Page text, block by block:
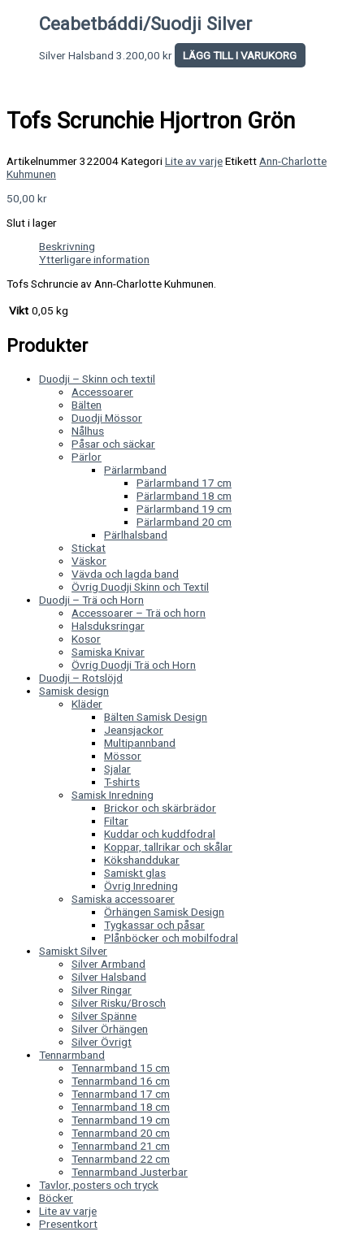
Ceabetbáddi/Suodji Silver
Silver Halsband 3.200,00 kr LÄGG TILL I VARUKORG
Tofs Scrunchie Hjortron Grön
Artikelnummer322004KategoriLite av varjeEtikettAnn-Charlotte
Kuhmunen
50,00 kr
Slut i lager
Beskrivning
Ytterligare information
Tofs Schruncie av Ann-Charlotte Kuhmunen.
Vikt 0,05 kg
Produkter
Duodji – Skinn och textil
Accessoarer
Bälten
Duodji Mössor
Nålhus
Påsar och säckar
Pärlor
Pärlarmband
Pärlarmband 17 cm
Pärlarmband 18 cm
Pärlarmband 19 cm
Pärlarmband 20 cm
Pärlhalsband
Stickat
Väskor
Vävda och lagda band
Övrig Duodji Skinn och Textil
Duodji – Trä och Horn
Accessoarer – Trä och horn
Halsduksringar
Kosor
Samiska Knivar
Övrig Duodji Trä och Horn
Duodji – Rotslöjd
Samisk design
Kläder
Bälten Samisk Design
Jeansjackor
Multipannband
Mössor
Sjalar
T-shirts
Samisk Inredning
Brickor och skärbrädor
Filtar
Kuddar och kuddfodral
Koppar, tallrikar och skålar
Kökshanddukar
Samiskt glas
Övrig Inredning
Samiska accessoarer
Örhängen Samisk Design
Tygkassar och påsar
Plånböcker och mobilfodral
Samiskt Silver
Silver Armband
Silver Halsband
Silver Ringar
Silver Risku/Brosch
Silver Spänne
Silver Örhängen
Silver Övrigt
Tennarmband
Tennarmband 15 cm
Tennarmband 16 cm
Tennarmband 17 cm
Tennarmband 18 cm
Tennarmband 19 cm
Tennarmband 20 cm
Tennarmband 21 cm
Tennarmband 22 cm
Tennarmband Justerbar
Tavlor, posters och tryck
Böcker
Lite av varje
Presentkort